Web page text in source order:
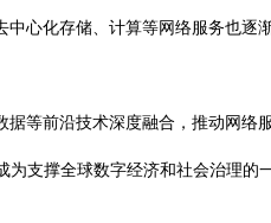
心化存储、计算等网络服务也逐渐
等前沿技术深度融合，推动网络
支撑全球数字经济和社会治理的